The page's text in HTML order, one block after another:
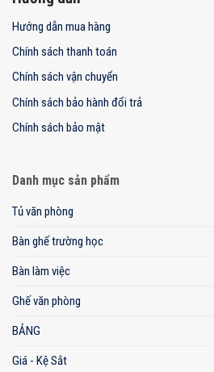
Hướng dẫn mua hàng
Chính sách thanh toán
Chính sách vận chuyển
Chính sách bảo hành đổi trả
Chính sách bảo mật
Danh mục sản phẩm
Tủ văn phòng
Bàn ghế trường học
Bàn làm việc
Ghế văn phòng
BẢNG
Giá - Kệ Sắt